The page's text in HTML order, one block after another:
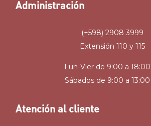
Administración
(+598) 2908 3999
Extensión 110 y 115
Lun-Vier de 9:00 a
Sábados de 9:00 a
Atención al cliente